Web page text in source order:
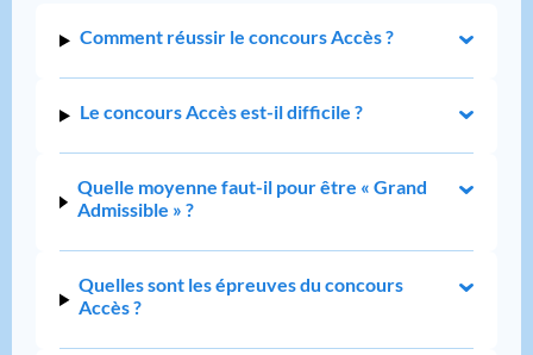
Comment réussir le concours Accès ?
Le concours Accès est-il difficile ?
Quelle moyenne faut-il pour être « Grand
Admissible » ?
Quelles sont les épreuves du concours
Accès ?